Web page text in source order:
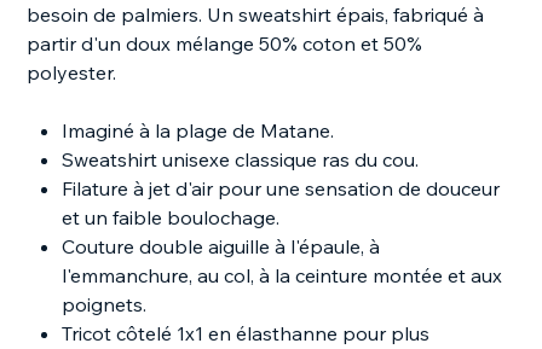
besoin de palmiers. Un sweatshirt épais, fabriqué à
partir d'un doux mélange 50% coton et 50%
polyester.
Imaginé à la plage de Matane.
Sweatshirt unisexe classique ras du cou.
Filature à jet d'air pour une sensation de douceur
et un faible boulochage.
Couture double aiguille à l'épaule, à
l'emmanchure, au col, à la ceinture montée et aux
poignets.
Tricot côtelé 1x1 en élasthanne pour plus